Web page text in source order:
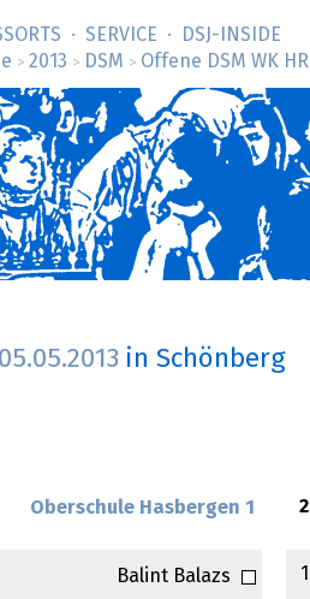
SERVICE
DSJ-­INSIDE
> 2013 > DSM > Offene DSM WK HR
05.05.2013 in Schönberg
Oberschule Hasbergen 1
Balint Balazs
2
1